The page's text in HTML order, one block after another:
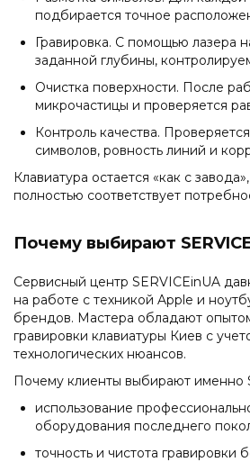
подбирается точное
Гравировка. С помощью лазера
заданной глубины,
Очистка поверхности. После
микрочастицы и проверяется
Контроль качества.
символов, ровность линий и
Клавиатура остается «как с
полностью соответствует
Почему выбирают
Сервисный центр SERVICEinUA
на работе с техникой Apple и
брендов. Мастера обладают
гравировки клавиатуры Киев с
технологических нюансов.
Почему клиенты выбирают именно
использование
оборудования последнего
точность и чистота гравировки